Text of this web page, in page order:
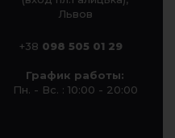
Львов
+38 098 505 01 29
График работы:
Пн. - Вс. : 10:00 - 20:00